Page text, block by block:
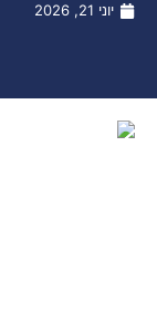
יוני 21, 2026